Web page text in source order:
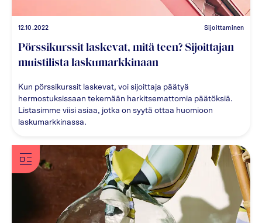
12.10.2022 Sijoittaminen
Pörssikurssit laskevat, mitä teen? Sijoittajan
muistilista laskumarkkinaan
Kun pörssikurssit laskevat, voi sijoittaja päätyä
hermostuksissaan tekemään harkitsemattomia päätöksiä.
Listasimme viisi asiaa, jotka on syytä ottaa huomioon
laskumarkkinassa.